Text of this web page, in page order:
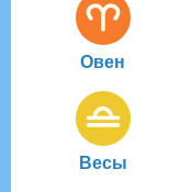
Овен
Весы